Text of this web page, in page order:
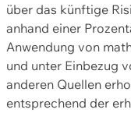
über das künftige
anhand einer
Anwendung von
und unter Einbezug
anderen Quellen
entsprechend der